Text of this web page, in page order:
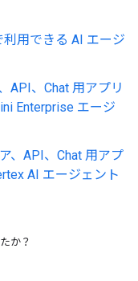
用できる AI エージ
API、Chat 用アプリ
Enterprise エージ
、API、Chat 用アプ
AI エージェント
か？